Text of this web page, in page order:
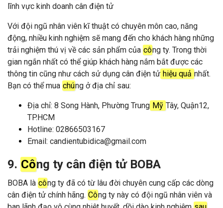
lĩnh vực kinh doanh cân điện tử
Với đội ngũ nhân viên kĩ thuật có chuyên môn cao, năng
động, nhiều kinh nghiệm sẽ mang đến cho khách hàng những
trải nghiệm thú vị về các sản phẩm của công ty. Trong thời
gian ngắn nhất có thể giúp khách hàng nắm bắt được các
thông tin cũng như cách sử dụng cân điện tử hiệu quả nhất.
Bạn có thể mua chúng ở địa chỉ sau:
Địa chỉ: 8 Song Hành, Phường Trung Mỹ Tây, Quận12,
TP.HCM
Hotline: 02866503167
Email: candientubidica@gmail.com
9. Công ty cân điện tử BOBA
BOBA là công ty đã có từ lâu đời chuyên cung cấp các dòng
cân điện tử chính hãng. Công ty này có đội ngũ nhân viên và